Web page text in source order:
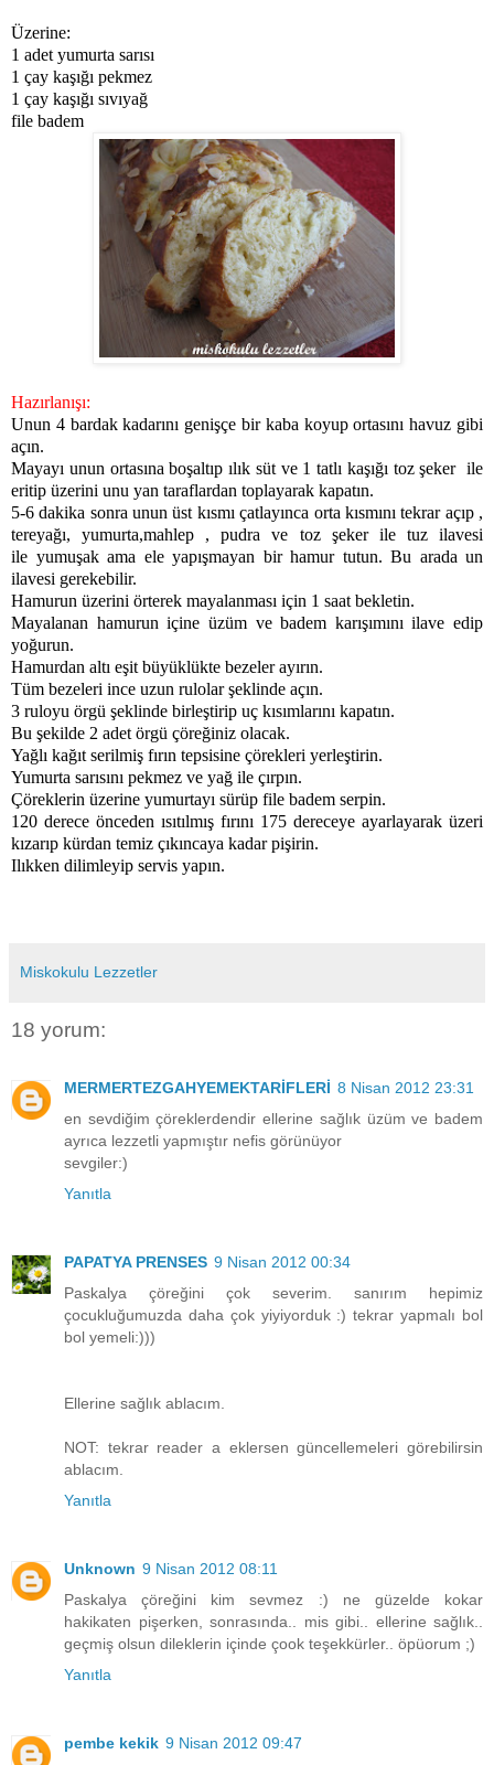
Üzerine:
1 adet yumurta sarısı
1 çay kaşığı pekmez
1 çay kaşığı sıvıyağ
file badem
Hazırlanışı:
Unun 4 bardak kadarını genişçe bir kaba koyup ortasını havuz gibi
açın.
Mayayı unun ortasına boşaltıp ılık süt ve 1 tatlı kaşığı toz şeker ile
eritip üzerini unu yan taraflardan toplayarak kapatın.
5-6 dakika sonra unun üst kısmı çatlayınca orta kısmını tekrar açıp ,
tereyağı, yumurta,mahlep , pudra ve toz şeker ile tuz ilavesi
ile yumuşak ama ele yapışmayan bir hamur tutun. Bu arada un
ilavesi gerekebilir.
Hamurun üzerini örterek mayalanması için 1 saat bekletin.
Mayalanan hamurun içine üzüm ve badem karışımını ilave edip
yoğurun.
Hamurdan altı eşit büyüklükte bezeler ayırın.
Tüm bezeleri ince uzun rulolar şeklinde açın.
3 ruloyu örgü şeklinde birleştirip uç kısımlarını kapatın.
Bu şekilde 2 adet örgü çöreğiniz olacak.
Yağlı kağıt serilmiş fırın tepsisine çörekleri yerleştirin.
Yumurta sarısını pekmez ve yağ ile çırpın.
Çöreklerin üzerine yumurtayı sürüp file badem serpin.
120 derece önceden ısıtılmış fırını 175 dereceye ayarlayarak üzeri
kızarıp kürdan temiz çıkıncaya kadar pişirin.
Ilıkken dilimleyip servis yapın.
Miskokulu Lezzetler
18 yorum:
MERMERTEZGAHYEMEKTARİFLERİ 8 Nisan 2012 23:31
en sevdiğim çöreklerdendir ellerine sağlık üzüm ve badem
ayrıca lezzetli yapmıştır nefis görünüyor
sevgiler:)
Yanıtla
PAPATYA PRENSES 9 Nisan 2012 00:34
Paskalya çöreğini çok severim. sanırım hepimiz
çocukluğumuzda daha çok yiyiyorduk :) tekrar yapmalı bol
bol yemeli:)))
Ellerine sağlık ablacım.
NOT: tekrar reader a eklersen güncellemeleri görebilirsin
ablacım.
Yanıtla
Unknown 9 Nisan 2012 08:11
Paskalya çöreğini kim sevmez :) ne güzelde kokar
hakikaten pişerken, sonrasında.. mis gibi.. ellerine sağlık..
geçmiş olsun dileklerin içinde çook teşekkürler.. öpüorum ;)
Yanıtla
pembe kekik 9 Nisan 2012 09:47